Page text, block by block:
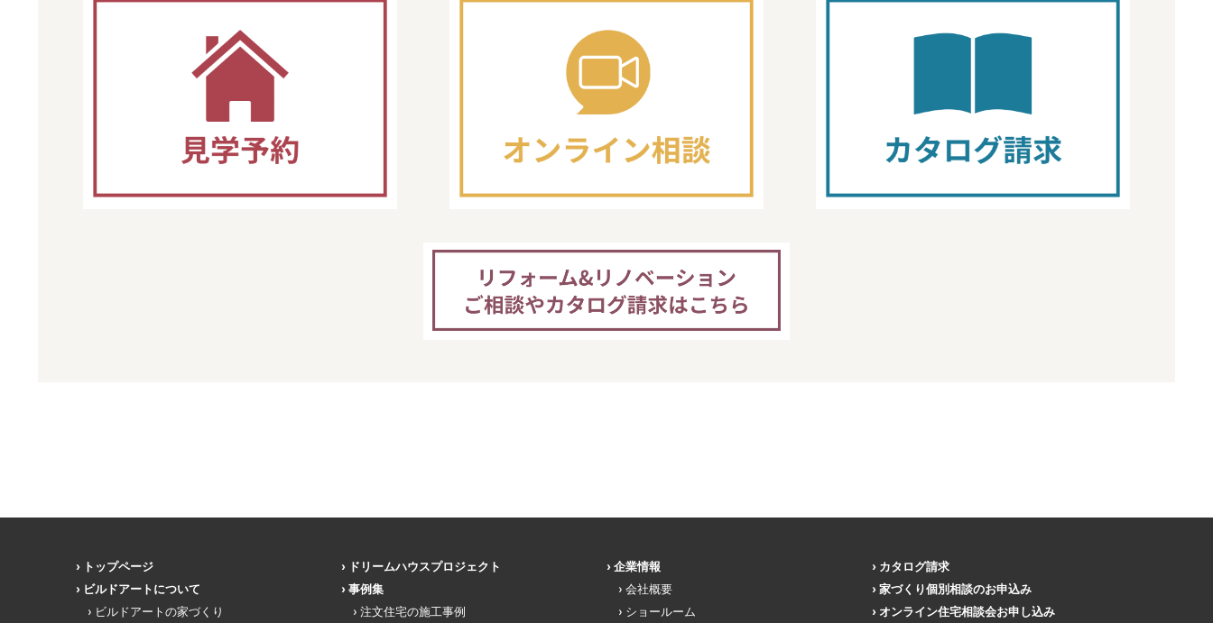
トップページ
ビルドアートについて
ビルドアートの家づくり
ドリームハウスプロジェクト
事例集
注文住宅の施工事例
企業情報
会社概要
ショールーム
カタログ請求
家づくり個別相談のお申込み
オンライン住宅相談会お申し込み